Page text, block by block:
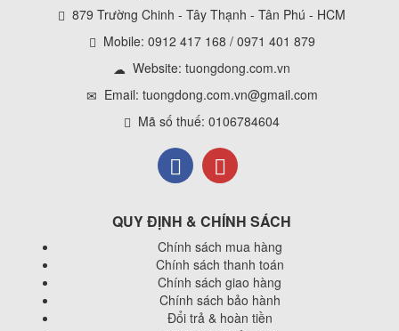
879 Trường Chinh - Tây Thạnh - Tân Phú - HCM
Mobile: 0912 417 168 / 0971 401 879
Website: tuongdong.com.vn
Email: tuongdong.com.vn@gmail.com
Mã số thuế: 0106784604
QUY ĐỊNH & CHÍNH SÁCH
Chính sách mua hàng
Chính sách thanh toán
Chính sách giao hàng
Chính sách bảo hành
Đổi trả & hoàn tiền